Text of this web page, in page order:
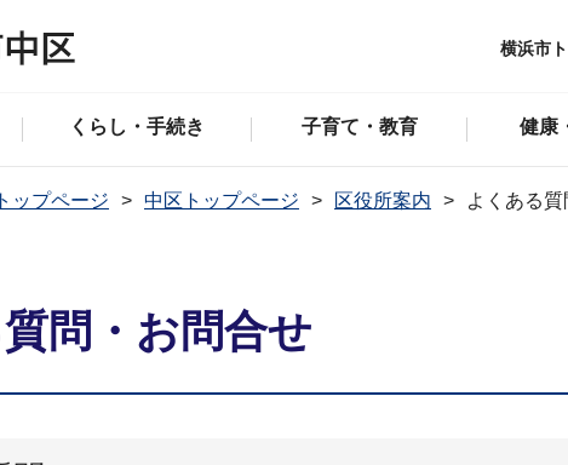
横浜市
くらし・手続き 子育て・教育 健康
ップページ 中区トップページ 区役所案内 よくある
問・お問合せ